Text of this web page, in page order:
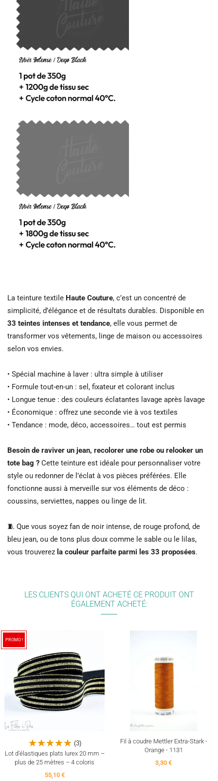
La teinture textile Haute Couture, c’est un concentré de
simplicité, d’élégance et de résultats durables. Disponible en
33 teintes intenses et tendance, elle vous permet de
transformer vos vêtements, linge de maison ou accessoires
selon vos envies.
• Spécial machine à laver : ultra simple à utiliser
• Formule tout-en-un : sel, fixateur et colorant inclus
• Longue tenue : des couleurs éclatantes lavage après lavage
• Économique : offrez une seconde vie à vos textiles
• Tendance : mode, déco, accessoires… tout est permis
Besoin de raviver un jean, recolorer une robe ou relooker un
tote bag ? Cette teinture est idéale pour personnaliser votre
style ou redonner de l’éclat à vos pièces préférées. Elle
fonctionne aussi à merveille sur vos éléments de déco :
coussins, serviettes, nappes ou linge de lit.
🧵 Que vous soyez fan de noir intense, de rouge profond, de
bleu jean, ou de tons plus doux comme le sable ou le lilas,
vous trouverez la couleur parfaite parmi les 33 proposées.
LES CLIENTS QUI ONT ACHETÉ CE PRODUIT ONT
ÉGALEMENT ACHETÉ:
PROMO !
(3)
Lot d’élastiques plats lurex 20 mm –
plus de 25 mètres – 4 coloris
55,10 €
Fil à coudre Mettler Extra-Stark -
Orange - 1131
3,30 €